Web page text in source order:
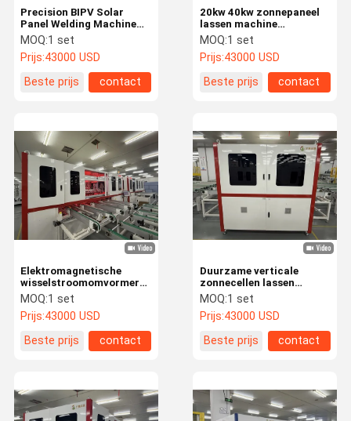
20kw 40kw zonnepaneel
lassen machine
elektromagnetische rand
lassen machine
MOQ:1 set
Prijs:43000 USD
Beste prijs
contact
Precision BIPV Solar
Panel Welding Machine
Verticale stijl
Elektromagnetische
methode
MOQ:1 set
Prijs:43000 USD
Beste prijs
contact
Duurzame verticale
zonnecellen lassen
machine 16s/module
cyclustijd
MOQ:1 set
Prijs:43000 USD
Beste prijs
contact
Elektromagnetische
wisselstroomomvormer
lassen voor montage van
BIPV-modules
MOQ:1 set
Prijs:43000 USD
Beste prijs
contact